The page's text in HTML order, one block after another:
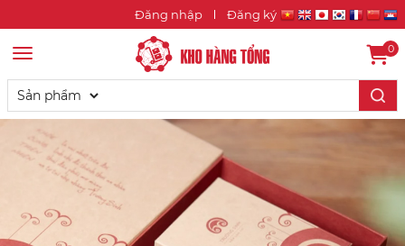
Đăng nhập Đăng ký
0